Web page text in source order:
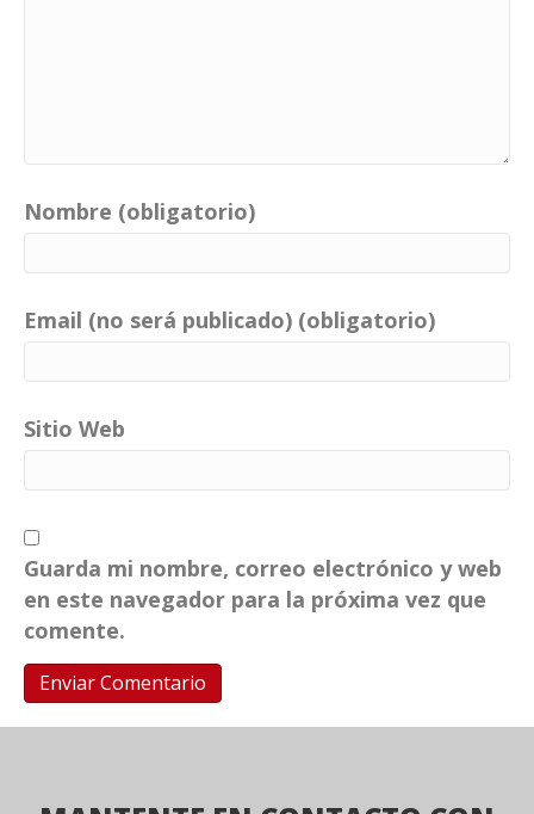
Nombre (obligatorio)
Email (no será publicado) (obligatorio)
Sitio Web
Guarda mi nombre, correo electrónico y web
en este navegador para la próxima vez que
comente.